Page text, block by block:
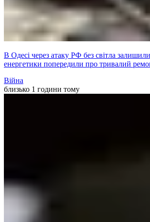
В Одесі через атаку РФ без світла
енергетики попередили про тривалий
Війна
близько 1 години тому